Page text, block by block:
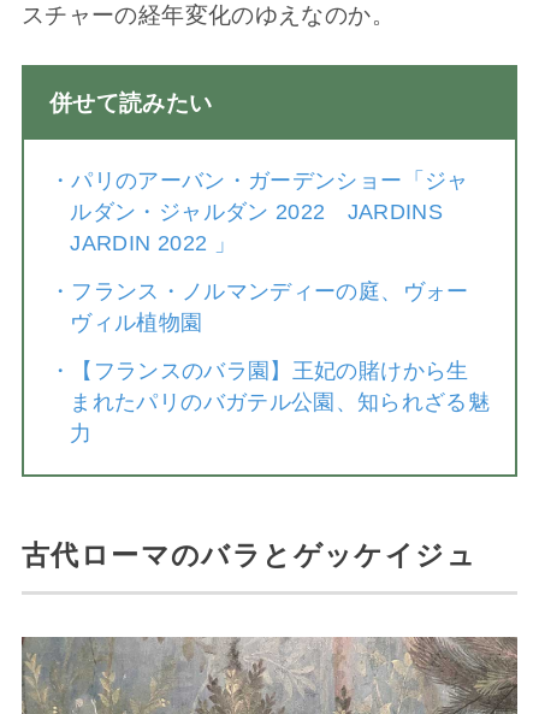
スチャーの経年変化のゆえなのか。
併せて読みたい
・パリのアーバン・ガーデンショー「ジャ
ルダン・ジャルダン 2022 JARDINS
JARDIN 2022 」
・ フランス・ノルマンディーの庭、ヴォー
ヴィル植物園
・
【フランスのバラ園】王妃の賭けから生
まれたパリのバガテル公園、知られざる魅
力
古代ローマのバラとゲッケイジュ